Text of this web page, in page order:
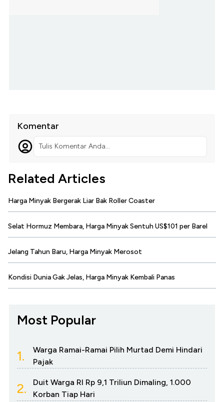
Komentar
Tulis Komentar Anda...
Related Articles
Harga Minyak Bergerak Liar Bak Roller Coaster
Selat Hormuz Membara, Harga Minyak Sentuh US$101 per Barel
Jelang Tahun Baru, Harga Minyak Merosot
Kondisi Dunia Gak Jelas, Harga Minyak Kembali Panas
Most Popular
1.
Warga Ramai-Ramai Pilih Murtad Demi Hindari
Pajak
2.
Duit Warga RI Rp 9,1 Triliun Dimaling, 1.000
Korban Tiap Hari